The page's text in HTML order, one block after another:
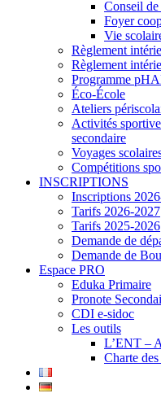
Conseil
Foyer
Vie
Règlement
Règlement
Programme
Éco-École
Ateliers
Activités
secondaire
Voyages
Compétitions
INSCRIPTIONS
Inscriptions
Tarifs 2026-2027
Tarifs 2025-2026
Demande de
Demande de
Espace PRO
Eduka Primaire
Pronote
CDI e-sidoc
Les outils
L’ENT –
Charte